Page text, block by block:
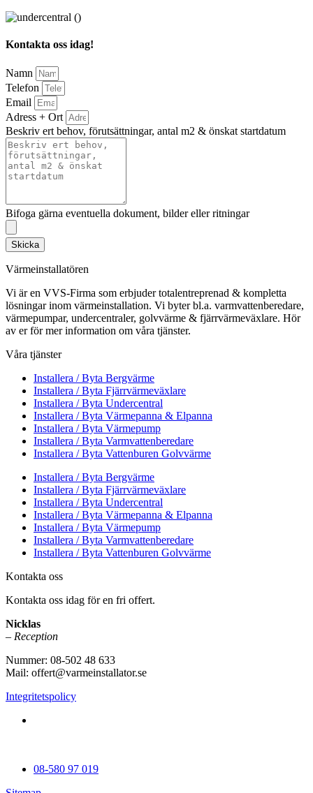
Kontakta oss idag!
Namn
Telefon
Email
Adress + Ort
Beskriv ert behov, förutsättningar, antal m2 & önskat startdatum
Bifoga gärna eventuella dokument, bilder eller ritningar
Skicka
Värmeinstallatören
Vi är en VVS-Firma som erbjuder totalentreprenad & kompletta
lösningar inom värmeinstallation. Vi byter bl.a. varmvattenberedare,
värmepumpar, undercentraler, golvvärme & fjärrvärmeväxlare. Hör
av er för mer information om våra tjänster.
Våra tjänster
Installera / Byta Bergvärme
Installera / Byta Fjärrvärmeväxlare
Installera / Byta Undercentral
Installera / Byta Värmepanna & Elpanna
Installera / Byta Värmepump
Installera / Byta Varmvattenberedare
Installera / Byta Vattenburen Golvvärme
Installera / Byta Bergvärme
Installera / Byta Fjärrvärmeväxlare
Installera / Byta Undercentral
Installera / Byta Värmepanna & Elpanna
Installera / Byta Värmepump
Installera / Byta Varmvattenberedare
Installera / Byta Vattenburen Golvvärme
Kontakta oss
Kontakta oss idag för en fri offert.
Nicklas
– Reception
Nummer: 08-502 48 633
Mail: offert@varmeinstallator.se
Integritetspolicy
08-580 97 019